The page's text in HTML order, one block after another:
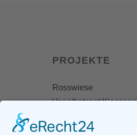
PROJEKTE
Rosswiese
Vogelhotspot Kiesseen